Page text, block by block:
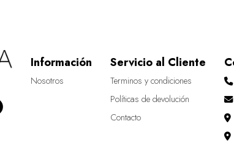
Información
Nosotros
Servicio al Cliente
Terminos y condiciones
Políticas de devolución
Contacto